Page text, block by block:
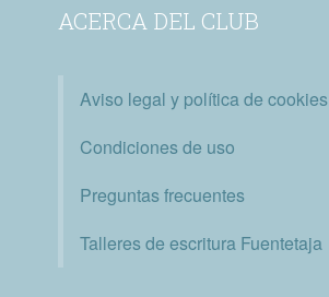
ACERCA DEL CLUB
Aviso legal y política de cookies
Condiciones de uso
Preguntas frecuentes
Talleres de escritura Fuentetaja